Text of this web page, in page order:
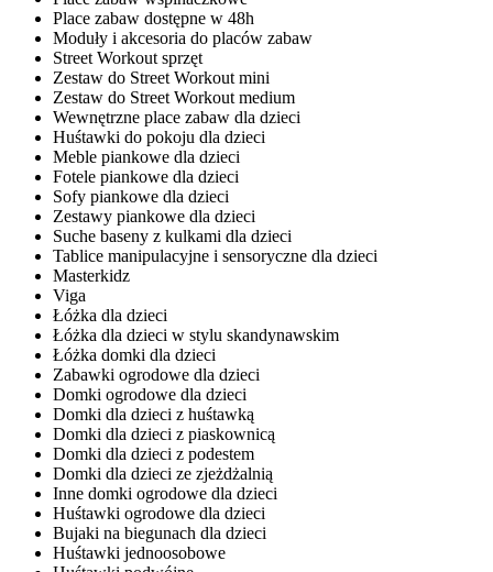
Place zabaw dostępne w 48h
Moduły i akcesoria do placów zabaw
Street Workout sprzęt
Zestaw do Street Workout mini
Zestaw do Street Workout medium
Wewnętrzne place zabaw dla dzieci
Huśtawki do pokoju dla dzieci
Meble piankowe dla dzieci
Fotele piankowe dla dzieci
Sofy piankowe dla dzieci
Zestawy piankowe dla dzieci
Suche baseny z kulkami dla dzieci
Tablice manipulacyjne i sensoryczne dla dzieci
Masterkidz
Viga
Łóżka dla dzieci
Łóżka dla dzieci w stylu skandynawskim
Łóżka domki dla dzieci
Zabawki ogrodowe dla dzieci
Domki ogrodowe dla dzieci
Domki dla dzieci z huśtawką
Domki dla dzieci z piaskownicą
Domki dla dzieci z podestem
Domki dla dzieci ze zjeżdżalnią
Inne domki ogrodowe dla dzieci
Huśtawki ogrodowe dla dzieci
Bujaki na biegunach dla dzieci
Huśtawki jednoosobowe